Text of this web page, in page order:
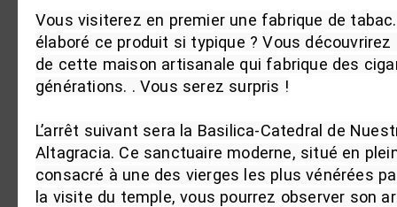
Vous visiterez en premier une fabrique de
élaboré ce produit si typique ? Vous
de cette maison artisanale qui fabrique des
générations. . Vous serez surpris !
L’arrêt suivant sera la Basilica-Catedral de
Altagracia. Ce sanctuaire moderne, situé en
consacré à une des vierges les plus vénérées
la visite du temple, vous pourrez observer son